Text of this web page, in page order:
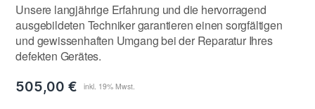
Unsere langjährige Erfahrung und die hervorragend
ausgebildeten Techniker garantieren einen sorgfältigen
und gewissenhaften Umgang bei der Reparatur Ihres
defekten Gerätes.
505,00 €